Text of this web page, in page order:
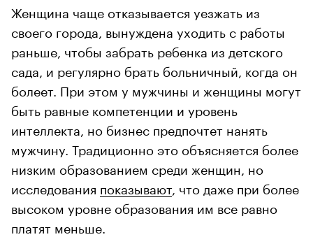
Женщина чаще отказывается уезжать из
своего города, вынуждена уходить с работы
раньше, чтобы забрать ребенка из детского
сада, и регулярно брать больничный, когда он
болеет. При этом у мужчины и женщины могут
быть равные компетенции и уровень
интеллекта, но бизнес предпочтет нанять
мужчину. Традиционно это объясняется более
низким образованием среди женщин, но
исследования показывают, что даже при более
высоком уровне образования им все равно
платят меньше.